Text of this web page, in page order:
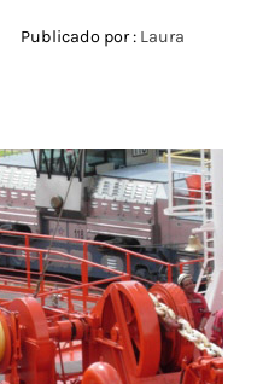
Publicado por : Laura